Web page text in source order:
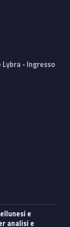
- Ingresso
analisi e